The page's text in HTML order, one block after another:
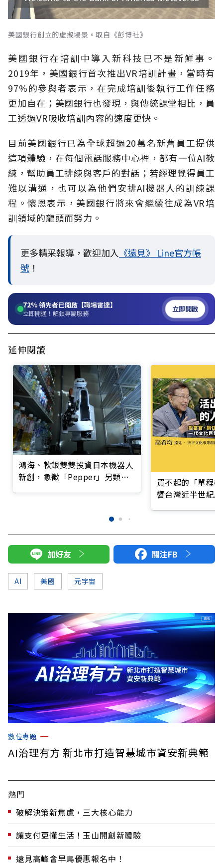
美國銀行創立的虛擬場景。取自《彭博社》
美國銀行在培訓中導入新科技已不是新鮮事。
2019年，美國銀行首次推出VR培訓計畫，當時有
97%的參與者表示，在完成培訓後執行工作任務
更加自在；美國銀行也發現，與傳統課堂相比，員
工透過VR吸收培訓內容的速度更快。
目前美國銀行已為全球超過20萬名新舊員工提供
這項體驗，在每個電話服務中心裡，都有一位AI教
練，幫助員工排練與客戶的對話；若經理覺得員工
難以溝通，也可以為他們安排AI機器人的訓練課
程。懷恩表示，美國銀行將來會繼續往成為VR培
訓領域的龍頭而努力。
更多精采報導，歡迎加入 《遠見》 Line官方帳
號 ！
72%領先者已開啟【職場雷達】
立即開通！解鎖專屬服務 立即開啟
延伸閱讀
鴻海、軟銀雙雙投資日本機器人
新創，象徵「Pepper」另類復
買不起的「單程
響台灣近半世紀
加好友 關注FB
AI 美國 元宇宙
數位專題
AI治理有方 新北市打造智慧城市資安新典範
熱門
破解決策新焦慮，三大核心能力
讓支付更懂生活！玉山開創新體驗
遠見高峰會早鳥優惠報名中！